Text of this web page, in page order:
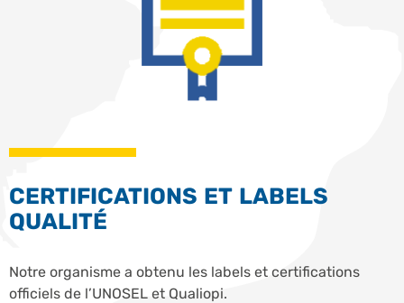
CERTIFICATIONS ET LABELS
QUALITÉ
Notre organisme a obtenu les labels et certifications
officiels de l’UNOSEL et Qualiopi.